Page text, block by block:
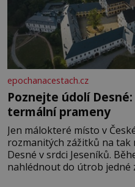
epochanacestach.cz
Poznejte údolí
termální prameny
Jen málokteré místo v
rozmanitých zážitků na tak
Desné v srdci Jeseníků.
nahlédnout do útrob jedné